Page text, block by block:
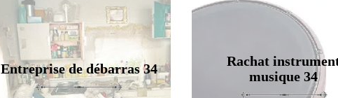
Entreprise de débarras 34
Rachat
musique 34